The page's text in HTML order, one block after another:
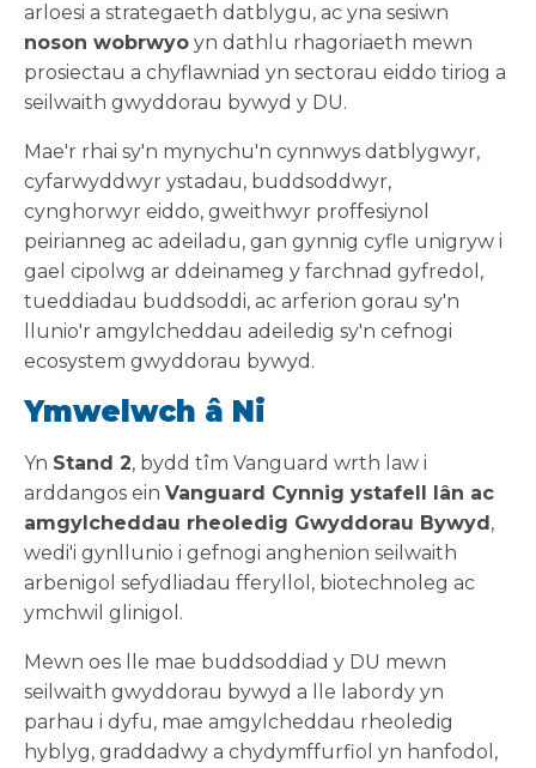
arloesi a strategaeth datblygu, ac yna sesiwn
noson wobrwyo yn dathlu rhagoriaeth mewn
prosiectau a chyflawniad yn sectorau eiddo tiriog a
seilwaith gwyddorau bywyd y DU.
Mae'r rhai sy'n mynychu'n cynnwys datblygwyr,
cyfarwyddwyr ystadau, buddsoddwyr,
cynghorwyr eiddo, gweithwyr proffesiynol
peirianneg ac adeiladu, gan gynnig cyfle unigryw i
gael cipolwg ar ddeinameg y farchnad gyfredol,
tueddiadau buddsoddi, ac arferion gorau sy'n
llunio'r amgylcheddau adeiledig sy'n cefnogi
ecosystem gwyddorau bywyd.
Ymwelwch â Ni
Yn Stand 2, bydd tîm Vanguard wrth law i
arddangos ein Vanguard Cynnig ystafell lân ac
amgylcheddau rheoledig Gwyddorau Bywyd,
wedi'i gynllunio i gefnogi anghenion seilwaith
arbenigol sefydliadau fferyllol, biotechnoleg ac
ymchwil glinigol.
Mewn oes lle mae buddsoddiad y DU mewn
seilwaith gwyddorau bywyd a lle labordy yn
parhau i dyfu, mae amgylcheddau rheoledig
hyblyg, graddadwy a chydymffurfiol yn hanfodol,